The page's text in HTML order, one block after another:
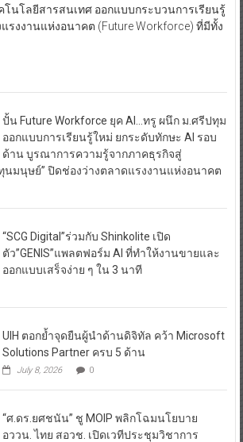
นโลยีสารสนเทศ ออกแบบกระบวนการเรียนรู้
รงงานแห่งอนาคต (Future Workforce) ที่มีทั้ง
ปั้น Future Workforce ยุค AI…ทรู ผนึก ม.ศรีปทุม
ออกแบบการเรียนรู้ใหม่ ยกระดับทักษะ AI รอบ
ด้าน บูรณาการความรู้จากภาคธุรกิจสู่
นมนุษย์” ปิดช่องว่างตลาดแรงงานแห่งอนาคต
“SCG Digital”ร่วมกับ Shinkolite เปิด
ตัว”GENIS”แพลตฟอร์ม AI ที่ทำให้งานขายและ
ออกแบบเสร็จง่าย ๆ ใน 3 นาที
UIH ตอกย้ำจุดยืนผู้นำด้านดิจิทัล คว้า Microsoft
Solutions Partner ครบ 5 ด้าน
July 8, 2026 0
“ศ.ดร.ยศชนัน” ชู MOIP พลิกโฉมนโยบาย
อววน. ไทย สอวช. เปิดเวทีประชุมวิชาการ